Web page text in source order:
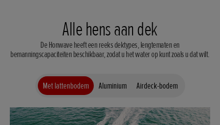
Alle hens aan dek
De Honwave heeft een reeks dektypes, lengtematen en
bemanningscapaciteiten beschikbaar, zodat u het water op kunt zoals u dat wilt.
Met lattenbodem Aluminium Airdeck-bodem